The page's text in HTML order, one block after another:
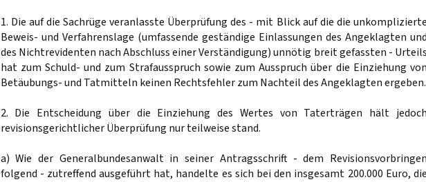
1. Die auf die Sachrüge veranlasste Überprüfung des - mit Blick auf die die unkomplizierte
Beweis- und Verfahrenslage (umfassende geständige Einlassungen des Angeklagten und
des Nichtrevidenten nach Abschluss einer Verständigung) unnötig breit gefassten - Urteils
hat zum Schuld- und zum Strafausspruch sowie zum Ausspruch über die Einziehung von
Betäubungs- und Tatmitteln keinen Rechtsfehler zum Nachteil des Angeklagten ergeben.
2. Die Entscheidung über die Einziehung des Wertes von Taterträgen hält jedoch
revisionsgerichtlicher Überprüfung nur teilweise stand.
a) Wie der Generalbundesanwalt in seiner Antragsschrift - dem Revisionsvorbringen
folgend - zutreffend ausgeführt hat, handelte es sich bei den insgesamt 200.000 Euro, die